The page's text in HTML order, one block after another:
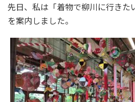
先日、私は「着物で柳川に行きた
を案内しました。